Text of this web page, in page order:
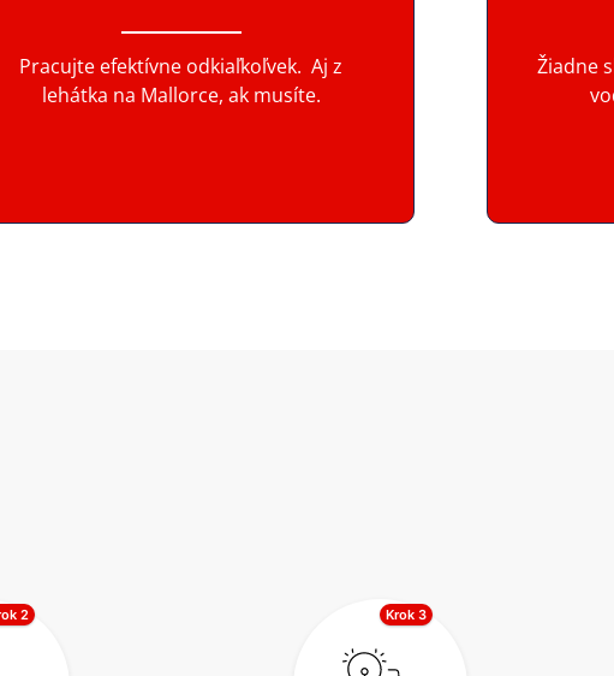
Pracujte efektívne odkiaľkoľvek. Aj z
lehátka na Mallorce, ak musíte.
Žiadne
2 Krok 3